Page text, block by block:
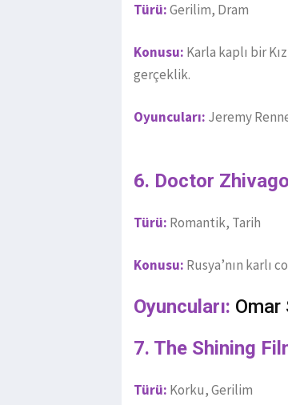
Türü:Gerilim, Dram
Konusu: Karla kaplı bir
gerçeklik.
Oyuncuları: Jeremy
6. Doctor
Türü: Romantik, Tarih
Konusu: Rusya’nın karlı
Oyuncuları:
7. The Shining
Türü: Korku, Gerilim